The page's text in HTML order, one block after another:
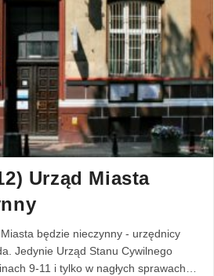
Urząd Miasta
będzie nieczynny - urzędnicy
Jedynie Urząd Stanu Cywilnego
9-11 i tylko w nagłych sprawach…